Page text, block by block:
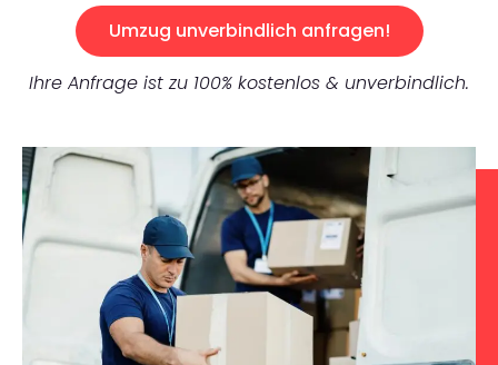
Umzug unverbindlich anfragen!
Ihre Anfrage ist zu 100% kostenlos & unverbindlich.